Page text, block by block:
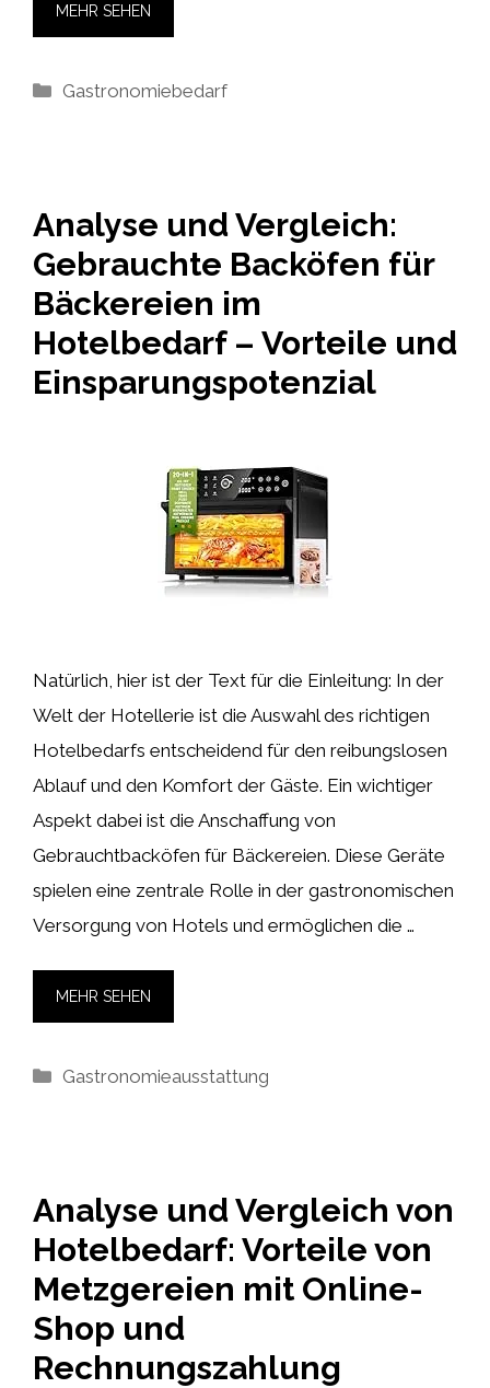
MEHR SEHEN
Kategorien
Gastronomiebedarf
Analyse und Vergleich:
Gebrauchte Backöfen für
Bäckereien im
Hotelbedarf – Vorteile und
Einsparungspotenzial
Natürlich, hier ist der Text für die Einleitung: In der
Welt der Hotellerie ist die Auswahl des richtigen
Hotelbedarfs entscheidend für den reibungslosen
Ablauf und den Komfort der Gäste. Ein wichtiger
Aspekt dabei ist die Anschaffung von
Gebrauchtbacköfen für Bäckereien. Diese Geräte
spielen eine zentrale Rolle in der gastronomischen
Versorgung von Hotels und ermöglichen die …
MEHR SEHEN
Kategorien
Gastronomieausstattung
Analyse und Vergleich von
Hotelbedarf: Vorteile von
Metzgereien mit Online-
Shop und
Rechnungszahlung